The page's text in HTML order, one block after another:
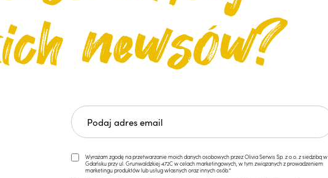
Wyrażam zgodę na przetwarzanie moich danych osobowych przez Olivia Serwis Sp. z o.o. z siedzibą w
Gdańsku przy ul. Grunwaldzkiej 472C w celach marketingowych, w tym związanych z prowadzeniem
marketingu produktów lub usług własnych oraz innych osób.*